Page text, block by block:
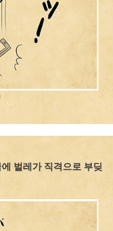
벌레가 직격으로 부딪